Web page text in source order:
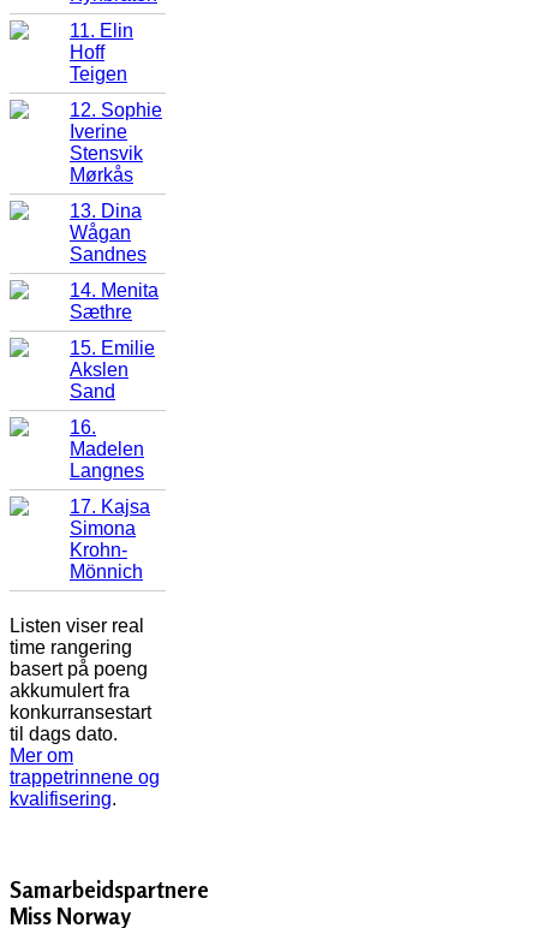
11. Elin
Hoff
Teigen
12. Sophie
Iverine
Stensvik
Mørkås
13. Dina
Wågan
Sandnes
14. Menita
Sæthre
15. Emilie
Akslen
Sand
16.
Madelen
Langnes
17. Kajsa
Simona
Krohn-
Mönnich
Listen viser real
time rangering
basert på poeng
akkumulert fra
konkurransestart
til dags dato.
Mer om
trappetrinnene og
kvalifisering.
Samarbeidspartnere
Miss Norway